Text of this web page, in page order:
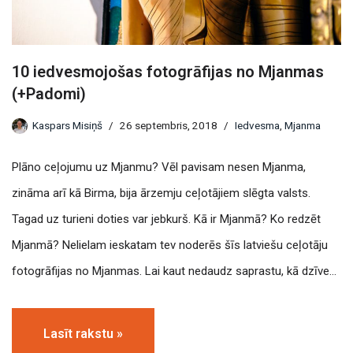
10 iedvesmojošas fotogrāfijas no Mjanmas
(+Padomi)
Kaspars Misiņš 26 septembris, 2018 Iedvesma Mjanma
Plāno ceļojumu uz Mjanmu? Vēl pavisam nesen Mjanma,
zināma arī kā Birma, bija ārzemju ceļotājiem slēgta valsts.
Tagad uz turieni doties var jebkurš. Kā ir Mjanmā? Ko redzēt
Mjanmā? Nelielam ieskatam tev noderēs šīs latviešu ceļotāju
fotogrāfijas no Mjanmas. Lai kaut nedaudz saprastu, kā dzīve…
Lasīt rakstu »